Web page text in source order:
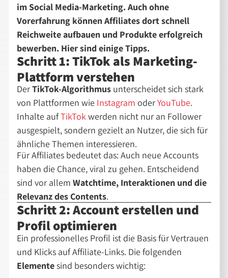
im Social Media-Marketing. Auch ohne
Vorerfahrung können Affiliates dort schnell
Reichweite aufbauen und Produkte erfolgreich
bewerben. Hier sind einige Tipps.
Schritt 1: TikTok als Marketing-
Plattform verstehen
DerTikTok-Algorithmus unterscheidet sich stark
von Plattformen wie Instagram oderYouTube.
Inhalte aufTikTokwerden nicht nur an Follower
ausgespielt, sondern gezielt an Nutzer, die sich für
ähnliche Themen interessieren.
Für Affiliates bedeutet das: Auch neue Accounts
haben die Chance, viral zu gehen. Entscheidend
sind vor allemWatchtime, Interaktionen und die
Relevanz des Contents.
Schritt 2: Account erstellen und
Profil optimieren
Ein professionelles Profil ist die Basis für Vertrauen
und Klicks auf Affiliate-Links. Die folgenden
Elementesind besonders wichtig: